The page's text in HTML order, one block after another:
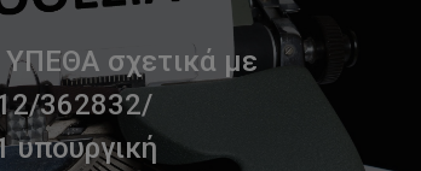
ΥΠΕΘΑ σχετικά με
362832/